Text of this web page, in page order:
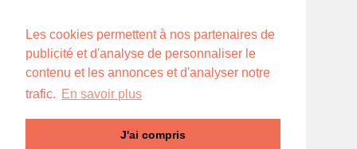
Les cookies permettent à nos partenaires de
publicité et d'analyse de personnaliser le
contenu et les annonces et d'analyser notre
trafic. En savoir plus
J'ai compris